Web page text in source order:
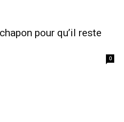
pour qu’il reste
0